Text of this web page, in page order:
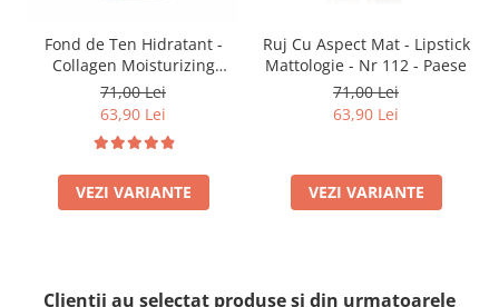
Fond de Ten Hidratant -
Collagen Moisturizing
Foundation-300n Vanilla
71,00 Lei
63,90 Lei
VEZI VARIANTE
Ruj Cu Aspect Mat - Lipstick
Mattologie - Nr 112 - Paese
71,00 Lei
63,90 Lei
VEZI VARIANTE
Clientii au selectat produse si din urmatoarele